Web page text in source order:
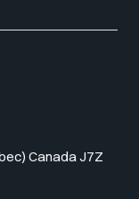
Canada J7Z